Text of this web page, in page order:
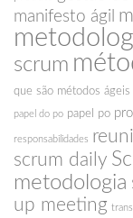
manifesto ágil
scrum
que são métodos ágeis
papel do po papel po
responsabilidades
scrum daily
metodologia
up meeting